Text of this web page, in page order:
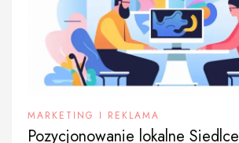
MARKETING I REKLAMA
Pozycjonowanie lokalne Siedlce